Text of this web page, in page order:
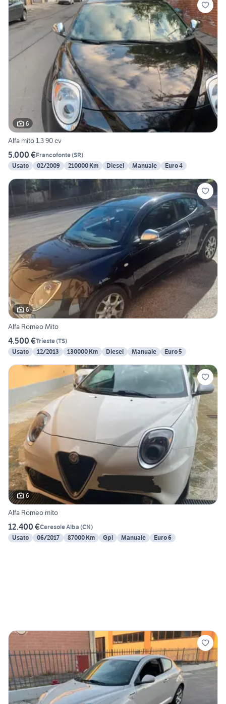
6
Alfa mito 1.3 90 cv
5.000 €Francofonte(SR)
Usato
02/2009 210000 Km Diesel Manuale Euro 4
6
Alfa Romeo Mito
4.500 €Trieste(TS)
Usato
12/2013 130000 Km Diesel Manuale Euro 5
6
Alfa Romeo mito
12.400 €Ceresole Alba (CN)
Usato
06/2017 87000 Km Gpl Manuale Euro 6